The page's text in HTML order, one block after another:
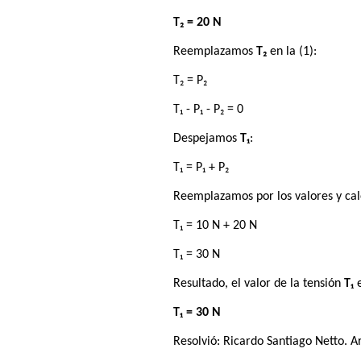
T₂ = 20 N
ReemplazamosT₂ en la (1):
T₂ = P₂
T₁ - P₁ - P₂ = 0
DespejamosT₁:
T₁ = P₁ + P₂
Reemplazamos por los valores y
T₁ = 10 N + 20 N
T₁ = 30 N
Resultado, el valor de la tensiónT₁
T₁ = 30 N
Resolvió: Ricardo Santiago Netto.